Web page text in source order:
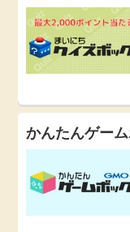
かんたんゲー